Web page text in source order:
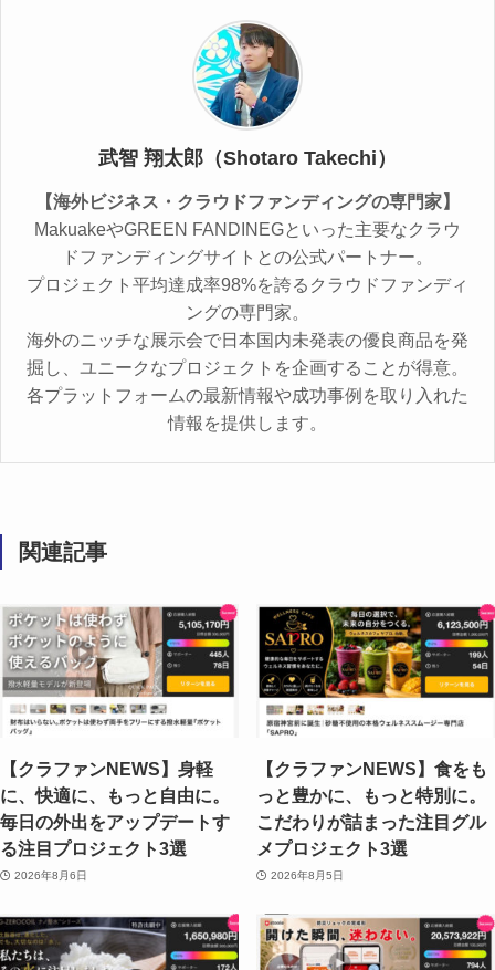
武智 翔太郎（Shotaro Takechi）
【海外ビジネス・クラウドファンディングの専門家】
MakuakeやGREEN FANDINEGといった主要なクラウ
ドファンディングサイトとの公式パートナー。
プロジェクト平均達成率98%を誇るクラウドファンディ
ングの専門家。
海外のニッチな展示会で日本国内未発表の優良商品を発
掘し、ユニークなプロジェクトを企画することが得意。
各プラットフォームの最新情報や成功事例を取り入れた
情報を提供します。
関連記事
【クラファンNEWS】身軽
に、快適に、もっと自由に。
毎日の外出をアップデートす
る注目プロジェクト3選
2026年8月6日
【クラファンNEWS】食をも
っと豊かに、もっと特別に。
こだわりが詰まった注目グル
メプロジェクト3選
2026年8月5日